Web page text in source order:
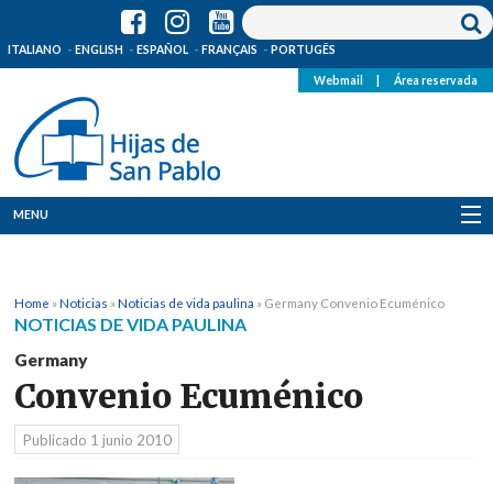
ITALIANO ENGLISH ESPAÑOL FRANÇAIS PORTUGÊS
Webmail Área reservada
MENU
Dónde estamos
Noticias
Home »Noticias »Noticias de vida paulina » Germany Convenio Ecuménico
NOTICIAS DE VIDA PAULINA
Germany
Convenio Ecuménico
Publicado 1 junio 2010